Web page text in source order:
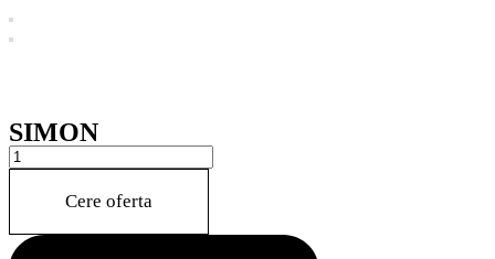
SIMON
SIMON
quantity
Cere oferta